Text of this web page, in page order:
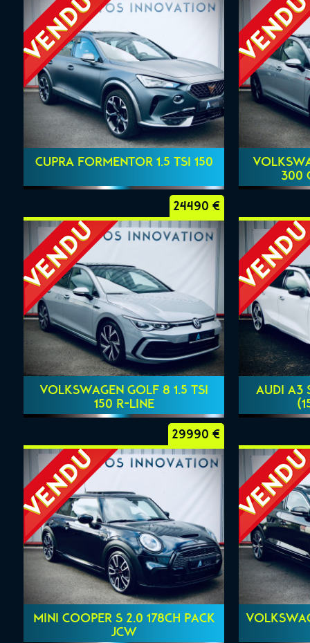
CUPRA FORMENTOR 1.5 TSI 150
300
24490 €
VOLKSWAGEN GOLF 8 1.5 TSI
150 R-LINE
AUDI A3
29990 €
MINI COOPER S 2.0 178CH PACK
JCW